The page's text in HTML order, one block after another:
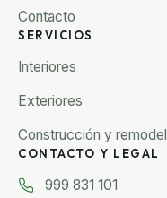
Contacto
SERVICIOS
Interiores
Exteriores
Construcción y
CONTACTO Y LEGAL
999 831 101